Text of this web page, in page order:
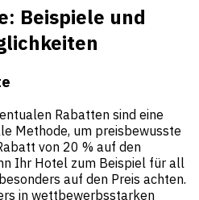
Beispiele und
Rabatten sind eine
Methode, um preisbewusste
von 20 % auf den
Ihr Hotel zum Beispiel für all
auf den Preis achten.
in wettbewerbsstarken